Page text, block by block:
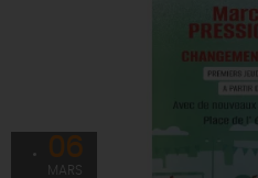
06
MARS